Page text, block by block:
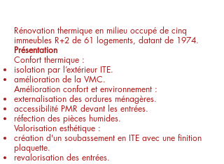
Rénovation thermique en milieu occupé de cinq
immeubles R+2 de 61 logements, datant de 1974.
Présentation
Confort thermique :
isolation par l’extérieur ITE.
amélioration de la VMC.
Amélioration confort et environnement :
externalisation des ordures ménagères.
accessibilité PMR devant les entrées.
réfection des pièces humides.
Valorisation esthétique :
création d'un soubassement en ITE avec une finition
plaquette.
revalorisation des entrées.